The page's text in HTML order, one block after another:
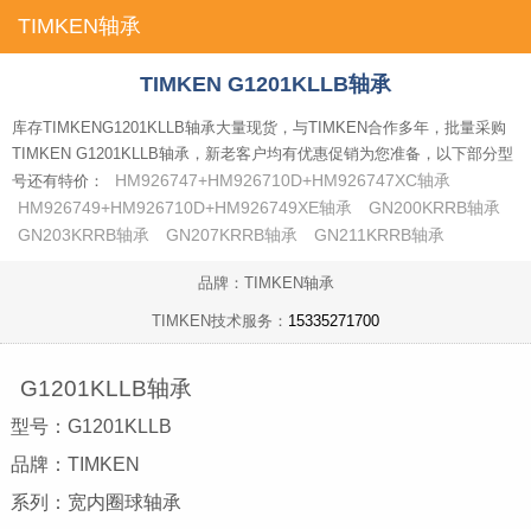
TIMKEN轴承
首页
TIMKEN G1201KLLB轴承
库存TIMKENG1201KLLB轴承大量现货，与TIMKEN合作多年，批量采购
TIMKEN G1201KLLB轴承，新老客户均有优惠促销为您准备，以下部分型
号还有特价：
HM926747+HM926710D+HM926747XC轴承
HM926749+HM926710D+HM926749XE轴承
GN200KRRB轴承
GN203KRRB轴承
GN207KRRB轴承 GN211KRRB轴承
品牌：TIMKEN轴承
TIMKEN技术服务： 15335271700
G1201KLLB轴承
型号：G1201KLLB
品牌：TIMKEN
系列：宽内圈球轴承